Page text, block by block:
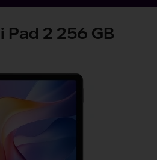
Pad 2 256 GB